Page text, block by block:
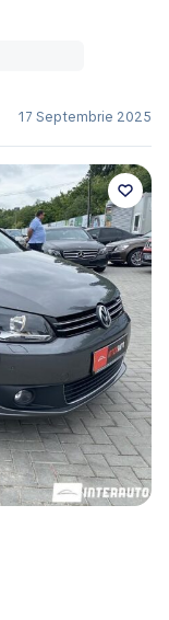
17 Septembrie 2025